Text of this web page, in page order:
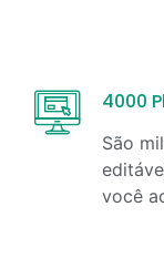
4000
São
você